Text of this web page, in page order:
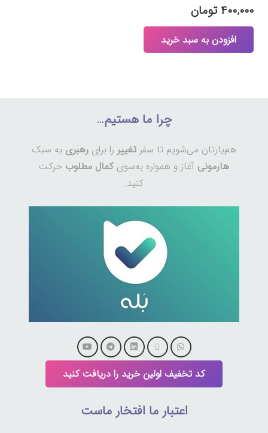
۴۰۰,۰۰۰ تومان
افزودن به سبد خرید
چرا ما هستیم…
هم‌یارتان می‌شویم تا سفر تغییر را برای رهبری به سبک
هارمونی آغاز و همواره به‌سوی کمال مطلوب حرکت
کنید.
کد تخفیف اولین خرید را دریافت کنید
اعتبار ما افتخار ماست